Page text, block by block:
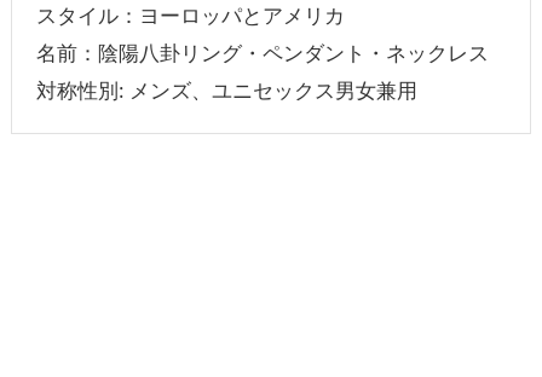
スタイル：ヨーロッパとアメリカ
名前：陰陽八卦リング・ペンダント・ネックレス
対称性別: メンズ、ユニセックス男女兼用